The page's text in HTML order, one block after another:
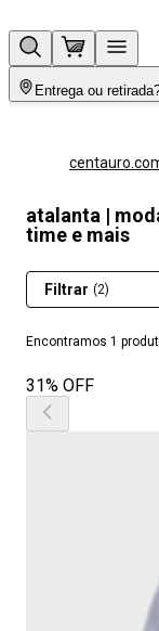
Entrega ou
atalanta |
time e mais
Encontramos 1
Filtrar (2)
31% OFF